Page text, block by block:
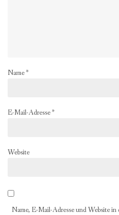
Name*
E-Mail-Adresse*
Website
Name, E-Mail-Adresse und Website in